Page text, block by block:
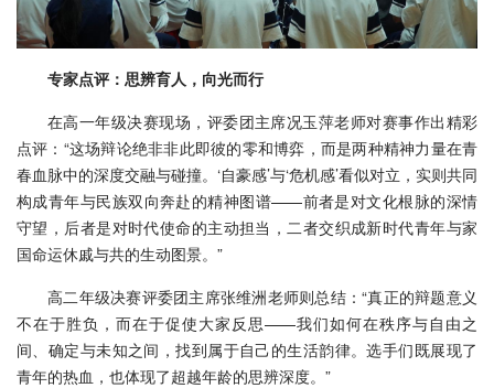
专家点评：思辨育人，向光而行
在高一年级决赛现场，评委团主席况玉萍老师对赛事作出精彩
点评：“这场辩论绝非非此即彼的零和博弈，而是两种精神力量在青
春血脉中的深度交融与碰撞。‘自豪感’与‘危机感’看似对立，实则共同
构成青年与民族双向奔赴的精神图谱——前者是对文化根脉的深情
守望，后者是对时代使命的主动担当，二者交织成新时代青年与家
国命运休戚与共的生动图景。”
高二年级决赛评委团主席张维洲老师则总结：“真正的辩题意义
不在于胜负，而在于促使大家反思——我们如何在秩序与自由之
间、确定与未知之间，找到属于自己的生活韵律。选手们既展现了
青年的热血，也体现了超越年龄的思辨深度。”